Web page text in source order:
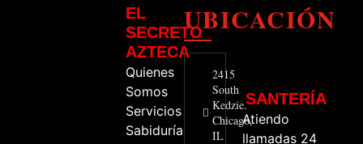
EL
SECRETO
AZTECA
Quienes
Somos
Servicios
Sabiduría
UBICACIÓN
2415
South
Kedzie.
Chicago,
IL
SANTERÍA
Atiendo
llamadas 24